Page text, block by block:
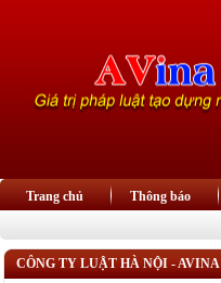
Trang chủ Thông báo
CÔNG TY LUẬT HÀ NỘI - AVINA